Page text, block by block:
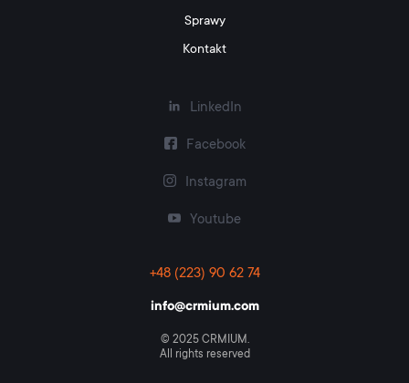
Sprawy
Kontakt
LinkedIn
Facebook
Instagram
Youtube
+48 (223) 90 62 74
info@crmium.com
© 2025 CRMIUM.
All rights reserved